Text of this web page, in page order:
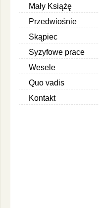
Mały Książę
Przedwiośnie
Skąpiec
Syzyfowe prace
Wesele
Quo vadis
Kontakt